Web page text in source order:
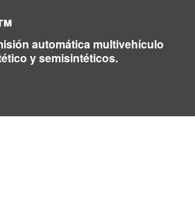
automática multivehículo
y semisintéticos.